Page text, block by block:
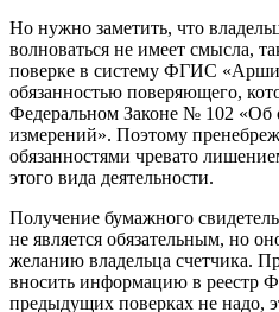
Но нужно заметить, что
волноваться не имеет смысла,
поверке в систему ФГИС
обязанностью поверяющего,
Федеральном Законе № 102 «Об
измерений». Поэтому
обязанностями чревато
этого вида деятельности.
Получение бумажного
не является обязательным, но
желанию владельца счетчика.
вносить информацию в
предыдущих поверках не надо,